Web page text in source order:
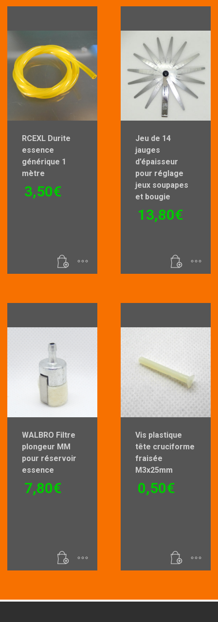
RCEXL Durite
essence
générique 1
mètre
3,50€
Jeu de 14
jauges
d’épaisseur
pour réglage
jeux soupapes
et bougie
13,80€
WALBRO Filtre
plongeur MM
pour réservoir
essence
7,80€
Vis plastique
tête cruciforme
fraisée
M3x25mm
0,50€